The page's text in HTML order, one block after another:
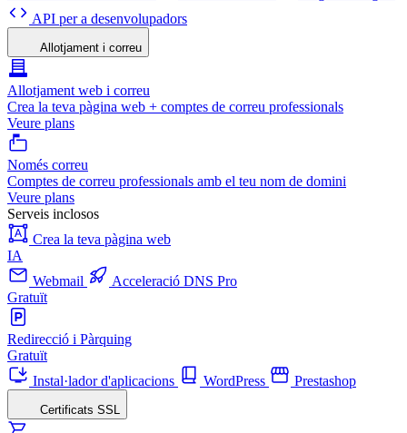
API per a desenvolupadors
Allotjament i correu
Allotjament web i correu
Crea la teva pàgina web + comptes de correu professionals
Veure plans
Només correu
Comptes de correu professionals amb el teu nom de domini
Veure plans
Serveis inclosos
Crea la teva pàgina web
IA
Webmail
Acceleració DNS Pro
Gratuït
Redirecció i Pàrquing
Gratuït
Instal·lador d'aplicacions
WordPress Prestashop
Certificats SSL